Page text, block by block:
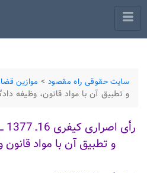
سایت حقوقی راه مقصود > موازین
و تطبیق آن با مواد قانون، وظیفه
و تطبیق آن با مواد